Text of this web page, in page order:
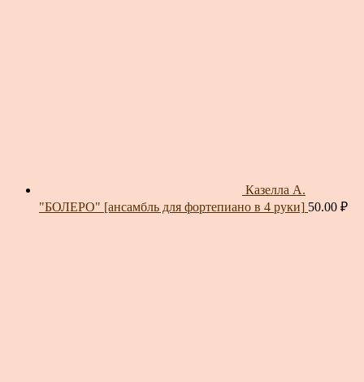
Казелла А.
"БОЛЕРО" [ансамбль для фортепиано в 4 руки] 50.00 ₽